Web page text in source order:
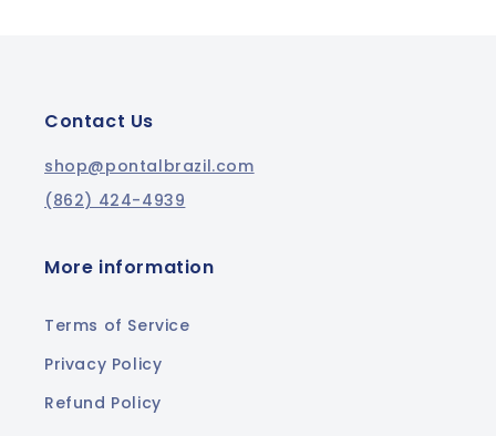
Contact Us
shop@pontalbrazil.com
(862) 424-4939
More information
Terms of Service
Privacy Policy
Refund Policy